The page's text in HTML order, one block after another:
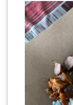
SERVIS(17)
HARTA
BENDA(1)